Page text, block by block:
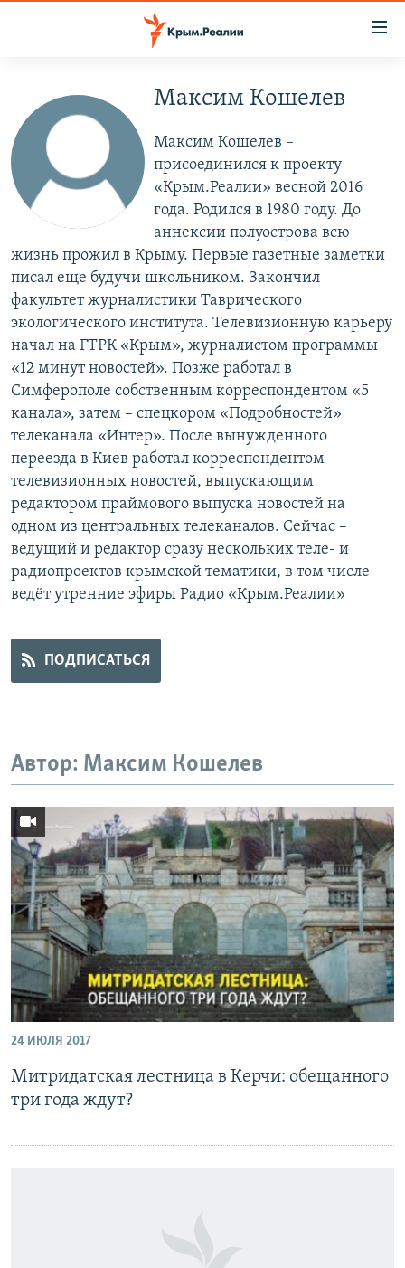
основному
содержанию
Вернутся
главной
навигации
Вернутся
поиску
НОВОСТИ
СПЕЦПРОЕКТЫ
ГРУЗ 200
КАРТА ВОЕННЫХ ОБЪЕКТОВ КРЫМА
11 ЛЕТ ОККУПАЦИИ КРЫМА. 11 ИСТОРИЙ СОПРОТИВЛЕНИЯ
ВОДА
ИСТОРИЯ
ЕЩЕ
ИНТЕРАКТИВ
ТЕЛЕПРОЕКТ КРЫМ.РЕАЛИИ
СОВЕТЫ ПРАВОЗАЩИТНИКОВ
ПРОПАВШИЕ БЕЗ ВЕСТИ
ПОБЕДИТЕЛЕЙ НЕ СУДЯТ?
КРЫМ.НЕПОКОРЕННЫЙ
ELIFBE
УКРАИНСКАЯ ПРОБЛЕМА КРЫМА
РАДІО СВОБОДА
КАК ОБОЙТИ БЛОКИРОВКУ
Українською
Qırımtatar
ПРИСОЕДИНЯЙТЕСЬ!
Все сайты RFE/RL
Максим Кошелев
Максим Кошелев –
присоединился к проекту
«Крым.Реалии» весной 2016
года. Родился в 1980 году. До
аннексии полуострова всю
жизнь прожил в Крыму. Первые газетные заметки
писал еще будучи школьником. Закончил
факультет журналистики Таврического
экологического института. Телевизионную карьеру
начал на ГТРК «Крым», журналистом программы
«12 минут новостей». Позже работал в
Симферополе собственным корреспондентом «5
канала», затем – спецкором «Подробностей»
телеканала «Интер». После вынужденного
переезда в Киев работал корреспондентом
телевизионных новостей, выпускающим
редактором праймового выпуска новостей на
одном из центральных телеканалов. Сейчас –
ведущий и редактор сразу нескольких теле- и
радиопроектов крымской тематики, в том числе –
ведёт утренние эфиры Радио «Крым.Реалии»
ПОДПИСАТЬСЯ
Автор: Максим Кошелев
24 ИЮЛЯ 2017
Митридатская лестница в Керчи: обещанного
три года ждут?